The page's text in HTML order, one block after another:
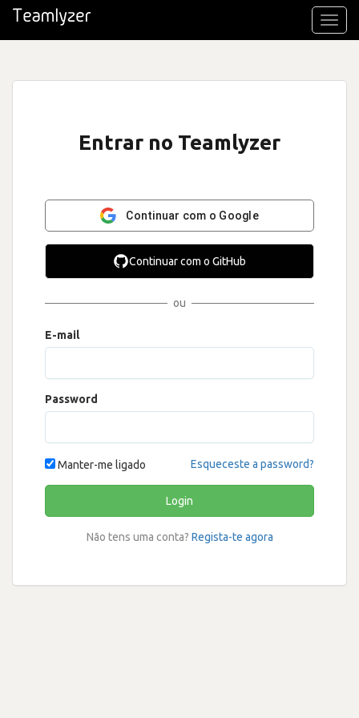
Entrar no Teamlyzer
Continuar com o Google
Continuar com o GitHub
ou
E-mail
Password
Manter-me ligado Esqueceste a password?
Login
Não tens uma conta? Regista-te agora